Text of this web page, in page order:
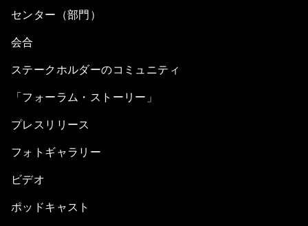
センター（部門）
会合
ステークホルダーのコミュニティ
「フォーラム・ストーリー」
プレスリリース
フォトギャラリー
ビデオ
ポッドキャスト